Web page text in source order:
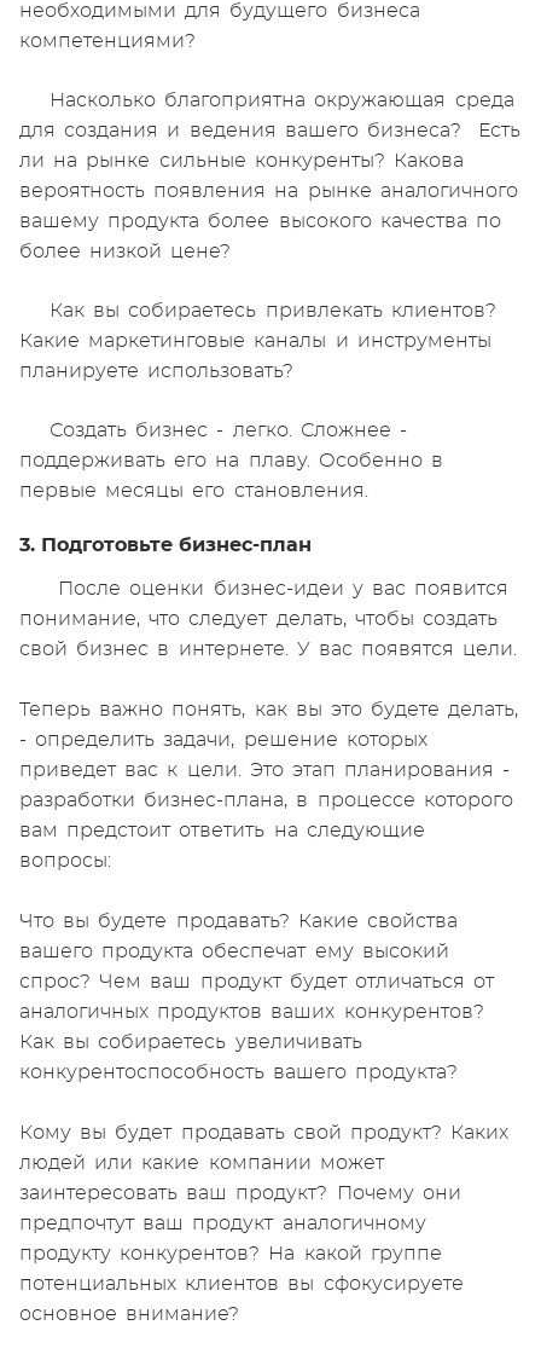
необходимыми для будущего бизнеса
компетенциями?
Насколько благоприятна окружающая среда
для создания и ведения вашего бизнеса? Есть
ли на рынке сильные конкуренты? Какова
вероятность появления на рынке аналогичного
вашему продукта более высокого качества по
более низкой цене?
Как вы собираетесь привлекать клиентов?
Какие маркетинговые каналы и инструменты
планируете использовать?
Создать бизнес - легко. Сложнее -
поддерживать его на плаву. Особенно в
первые месяцы его становления.
3. Подготовьте бизнес-план
После оценки бизнес-идеи у вас появится
понимание, что следует делать, чтобы создать
свой бизнес в интернете. У вас появятся цели.
Теперь важно понять, как вы это будете делать,
- определить задачи, решение которых
приведет вас к цели. Это этап планирования -
разработки бизнес-плана, в процессе которого
вам предстоит ответить на следующие
вопросы:
Что вы будете продавать? Какие свойства
вашего продукта обеспечат ему высокий
спрос? Чем ваш продукт будет отличаться от
аналогичных продуктов ваших конкурентов?
Как вы собираетесь увеличивать
конкурентоспособность вашего продукта?
Кому вы будет продавать свой продукт? Каких
людей или какие компании может
заинтересовать ваш продукт? Почему они
предпочтут ваш продукт аналогичному
продукту конкурентов? На какой группе
потенциальных клиентов вы сфокусируете
основное внимание?